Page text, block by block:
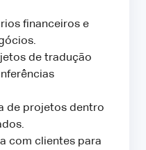
financeiros e
de tradução
de projetos dentro
com clientes para